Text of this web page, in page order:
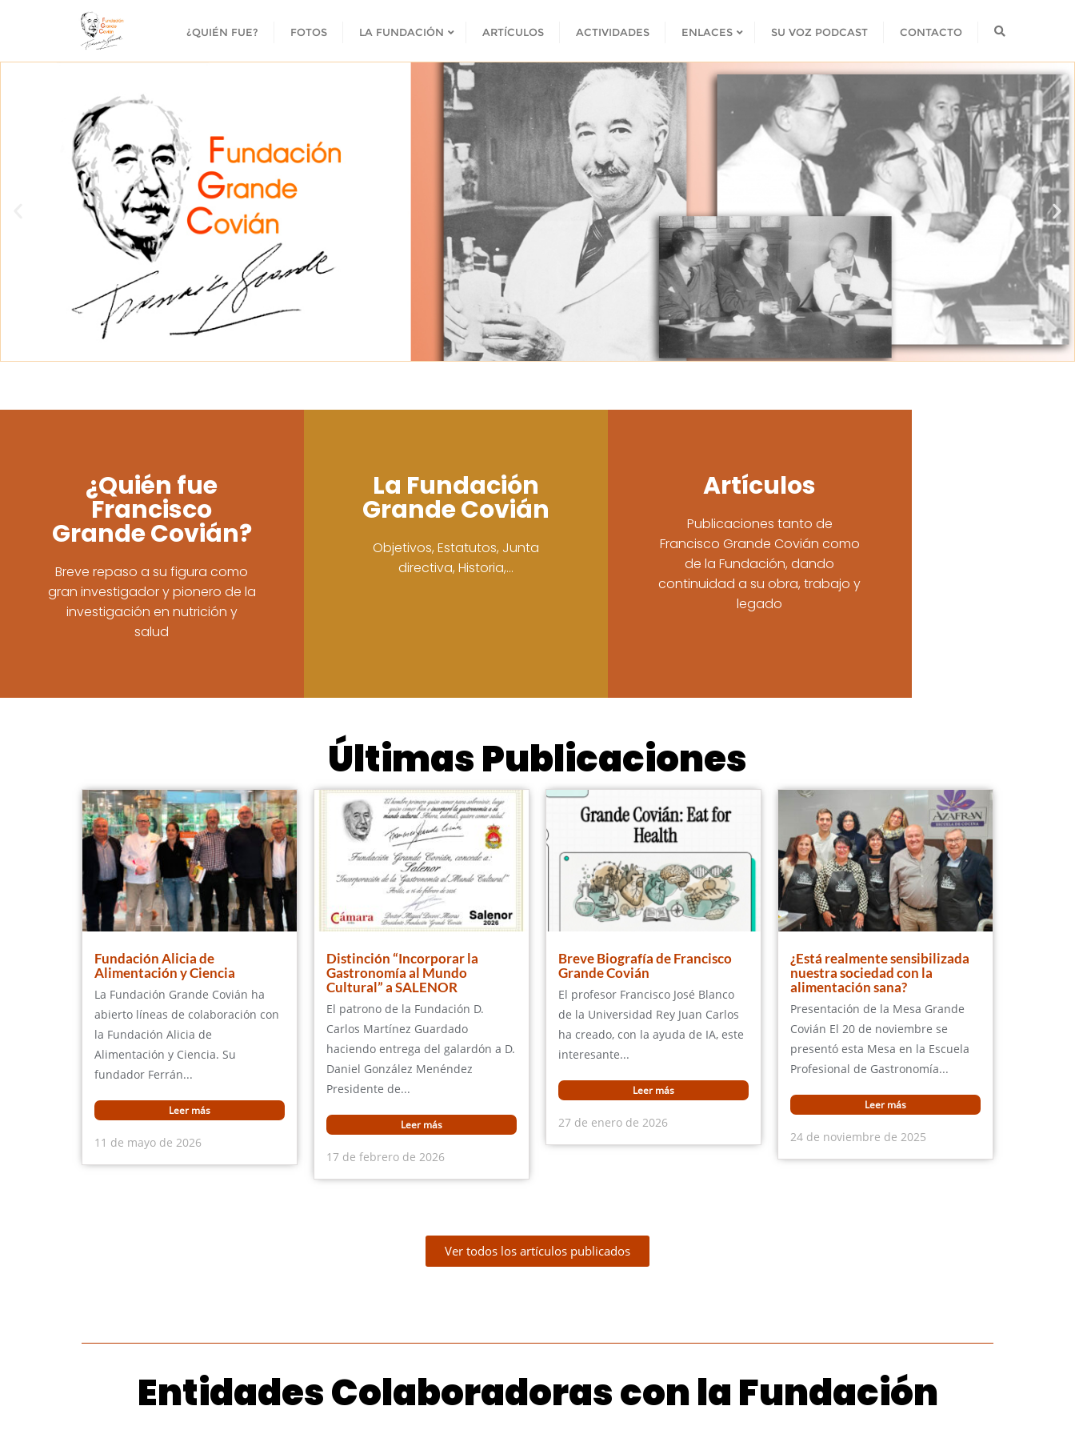
¿QUIÉN FUE? FOTOS LA FUNDACIÓN ARTÍCULOS ACTIVIDADES ENLACES SU VOZ PODCAST CONTACTO
¿Quién fue
Francisco
Grande Covián?
Breve repaso a su figura como
gran investigador y pionero de la
investigación en nutrición y
salud
La Fundación
Grande Covián
Objetivos, Estatutos, Junta
directiva, Historia,...
Artículos
Publicaciones tanto de
Francisco Grande Covián como
de la Fundación, dando
continuidad a su obra, trabajo y
legado
Últimas Publicaciones
Fundación Alicia de
Alimentación y Ciencia
La Fundación Grande Covián ha
abierto líneas de colaboración con
la Fundación Alicia de
Alimentación y Ciencia. Su
fundador Ferrán...
Leer más
11 de mayo de 2026
Distinción “Incorporar la
Gastronomía al Mundo
Cultural” a SALENOR
El patrono de la Fundación D.
Carlos Martínez Guardado
haciendo entrega del galardón a D.
Daniel González Menéndez
Presidente de...
Leer más
17 de febrero de 2026
Breve Biografía de Francisco
Grande Covián
El profesor Francisco José Blanco
de la Universidad Rey Juan Carlos
ha creado, con la ayuda de IA, este
interesante...
Leer más
27 de enero de 2026
¿Está realmente sensibilizada
nuestra sociedad con la
alimentación sana?
Presentación de la Mesa Grande
Covián El 20 de noviembre se
presentó esta Mesa en la Escuela
Profesional de Gastronomía...
Leer más
24 de noviembre de 2025
Ver todos los artículos publicados
Entidades Colaboradoras con la Fundación